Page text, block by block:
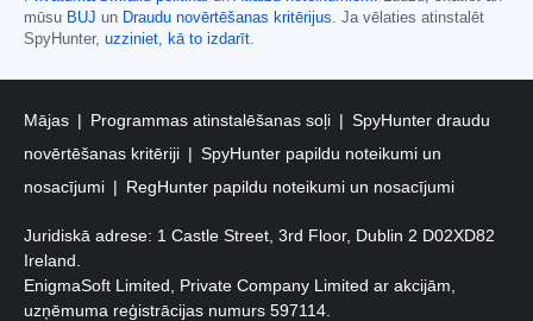
mūsu BUJ un Draudu novērtēšanas kritērijus. Ja vēlaties atinstalēt
SpyHunter, uzziniet, kā to izdarīt.
Mājas Programmas atinstalēšanas soļi
SpyHunter draudu
novērtēšanas kritēriji
SpyHunter papildu noteikumi un
nosacījumi
RegHunter papildu noteikumi un nosacījumi
Juridiskā adrese: 1 Castle Street, 3rd Floor, Dublin 2 D02XD82
Ireland.
EnigmaSoft Limited, Private Company Limited ar akcijām,
uzņēmuma reģistrācijas numurs 597114.